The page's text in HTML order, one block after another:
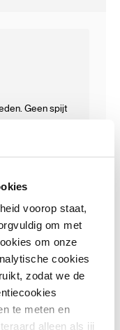
voorop staat,
om met
om onze
cookies
zodat we de
te meten en
alleen als jij
Geen spijt